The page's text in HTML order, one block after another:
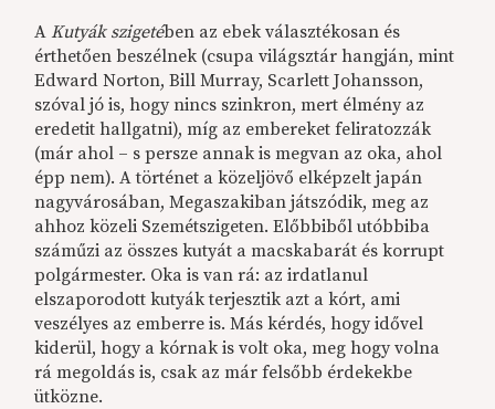
AKutyák szigetében az ebek választékosan és
érthetően beszélnek (csupa világsztár hangján, mint
Edward Norton, Bill Murray, Scarlett Johansson,
szóval jó is, hogy nincs szinkron, mert élmény az
eredetit hallgatni), míg az embereket feliratozzák
(már ahol – s persze annak is megvan az oka, ahol
épp nem). A történet a közeljövő elképzelt japán
nagyvárosában, Megaszakiban játszódik, meg az
ahhoz közeli Szemétszigeten. Előbbiből utóbbiba
száműzi az összes kutyát a macskabarát és korrupt
polgármester. Oka is van rá: az irdatlanul
elszaporodott kutyák terjesztik azt a kórt, ami
veszélyes az emberre is. Más kérdés, hogy idővel
kiderül, hogy a kórnak is volt oka, meg hogy volna
rá megoldás is, csak az már felsőbb érdekekbe
ütközne.